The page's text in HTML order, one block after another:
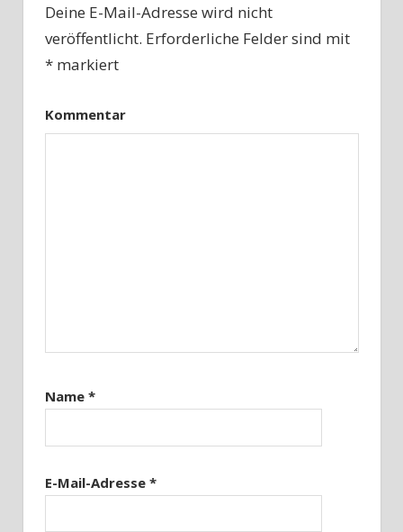
Deine E-Mail-Adresse wird nicht
veröffentlicht. Erforderliche Felder sind mit
*markiert
Kommentar
Name *
E-Mail-Adresse *